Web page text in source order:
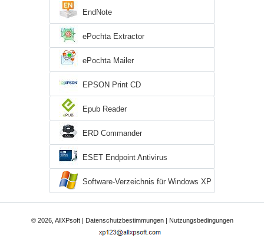
EndNote
ePochta Extractor
ePochta Mailer
EPSON Print CD
Epub Reader
ERD Commander
ESET Endpoint Antivirus
Software-Verzeichnis für Windows XP
© 2026, AllXPsoft | Datenschutzbestimmungen| Nutzungsbedingungen